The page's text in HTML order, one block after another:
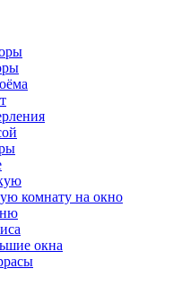
комнату на окно
окна